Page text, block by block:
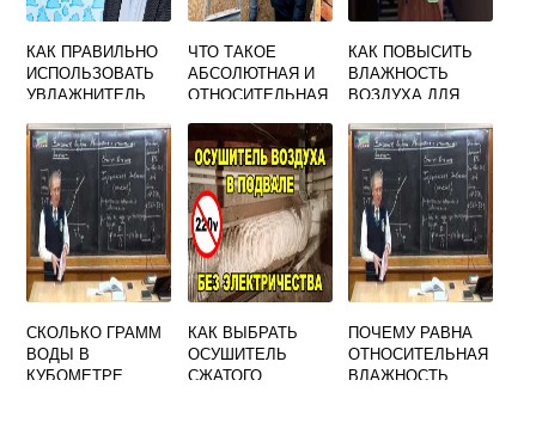
КАК ПРАВИЛЬНО
ИСПОЛЬЗОВАТЬ
УВЛАЖНИТЕЛЬ
НЕ НАВРЕДИТЬ
ЗДОРОВЬЮ
ЧТО ТАКОЕ
АБСОЛЮТНАЯ И
ОТНОСИТЕЛЬНАЯ
ВОЗДУХА 6
КЛАСС
КАК ПОВЫСИТЬ
ВЛАЖНОСТЬ
ВОЗДУХА ДЛЯ
РАСТЕНИЙ
СКОЛЬКО ГРАММ
ВОДЫ В
КУБОМЕТРЕ
КАК ВЫБРАТЬ
ОСУШИТЕЛЬ
СЖАТОГО
ПОЧЕМУ РАВНА
ОТНОСИТЕЛЬНАЯ
ВЛАЖНОСТЬ